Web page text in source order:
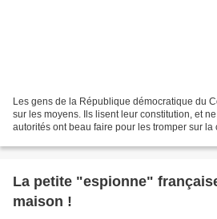
Les gens de la République démocratique du
sur les moyens. Ils lisent leur constitution, et
autorités ont beau faire pour les tromper sur la
La petite "espionne"
maison !